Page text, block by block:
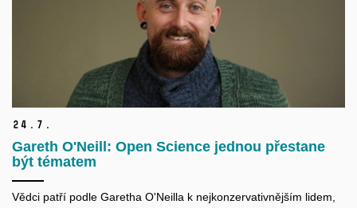
24. 7.
Gareth O'Neill: Open Science jednou přestane
být tématem
Vědci patří podle Garetha O'Neilla k nejkonzervativnějším lidem,